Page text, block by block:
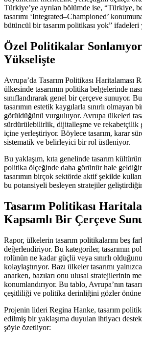
Türkiye’ye ayrılan bölümde ise, “Türkiye,
tasarımı ‘Integrated–Championed’
bütüncül bir tasarım politikası yok” ifadeleri
Özel Politikalar
Yükselişte
Avrupa’da Tasarım Politikası Haritalaması
ülkesinde tasarımın politika belgelerinde
sınıflandırarak genel bir çerçeve sunuyor. Bu
tasarımın estetik kaygılarla sınırlı olmayan
görüldüğünü vurguluyor. Avrupa ülkeleri
sürdürülebilirlik, dijitalleşme ve rekabetçilik
içine yerleştiriyor. Böylece tasarım, karar
sistematik ve belirleyici bir rol üstleniyor.
Bu yaklaşım, kıta genelinde tasarım
politika ölçeğinde daha görünür hale
tasarımın birçok sektörde aktif şekilde
bu potansiyeli besleyen stratejiler
Tasarım Politikası
Kapsamlı Bir Çerçeve
Rapor, ülkelerin tasarım politikalarını beş
değerlendiriyor. Bu kategoriler, tasarımın
rolünün ne kadar güçlü veya sınırlı
kolaylaştırıyor. Bazı ülkeler tasarımı
anarken, bazıları onu ulusal stratejilerinin
konumlandırıyor. Bu tablo, Avrupa’nın
çeşitliliği ve politika derinliğini gözler önüne
Projenin lideri Regina Hanke, tasarım
edilmiş bir yaklaşıma duyulan ihtiyacı
şöyle özetliyor: